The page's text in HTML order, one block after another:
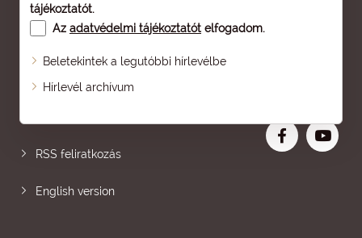
tájékoztatót.
Az adatvédelmi tájékoztatót elfogadom.
Beletekintek a legutóbbi hírlevélbe
Hírlevél archívum
Oldaltérkép
RSS feliratkozás
English version